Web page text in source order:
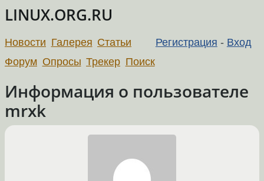
LINUX.ORG.RU
Регистрация - Вход
Новости Галерея Статьи
Форум Опросы Трекер Поиск
Информация о пользователе
mrxk